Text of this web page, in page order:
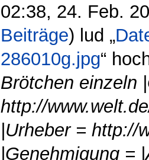
02:38, 24. Feb.
Beiträge) lud „
286010g.jpg“
Brötchen einzeln
http://
|Urheber = http://
|Genehmigung =